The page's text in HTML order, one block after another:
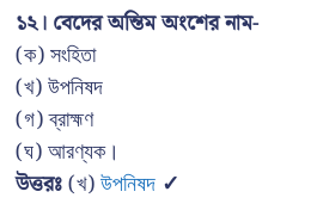
১২। বেদের অন্তিম অংশের নাম-
(ক) সংহিতা
(খ) উপনিষদ
(গ) ব্রাহ্মণ
(ঘ) আরণ্যক।
উত্তরঃ(খ)উপনিষদ ✓